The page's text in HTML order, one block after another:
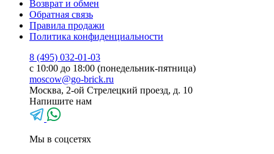
Возврат и обмен
Обратная связь
Правила продажи
Политика конфиденциальности
8 (495) 032-01-03
с 10:00 до 18:00 (понедельник-пятница)
moscow@go-brick.ru
Москва, 2-ой Стрелецкий проезд, д. 10
Напишите нам
Мы в соцсетях